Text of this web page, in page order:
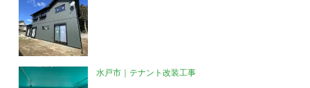
水戸市｜テナント改装工事